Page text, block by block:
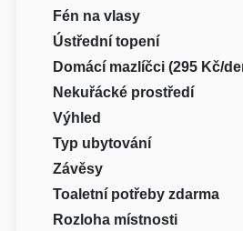
Fén na vlasy
Ústřední topení
Domácí mazlíčci (295 Kč/
Nekuřácké prostředí
Výhled
Typ ubytování
Závěsy
Toaletní potřeby zdarma
Rozloha místnosti